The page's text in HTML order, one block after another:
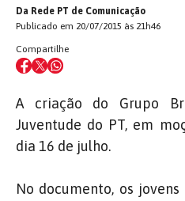
Da Rede PT de Comunicação
Publicado em 20/07/2015 às 21h46
Compartilhe
A criação do Grupo
Juventude do PT, em
dia 16 de julho.
No documento, os